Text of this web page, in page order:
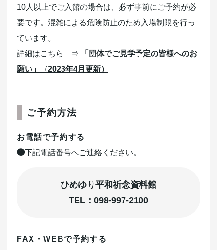
10人以上でご入館の場合は、必ず事前にご予約が必
要です。混雑による危険防止のため入場制限を行っ
ています。
詳細はこちら ⇒
「団体でご見学予定の皆様へのお
願い」（2023年4月更新）
ご予約方法
お電話で予約する
❶下記電話番号へご連絡ください。
ひめゆり平和祈念資料館
TEL：098-997-2100
FAX・WEBで予約する